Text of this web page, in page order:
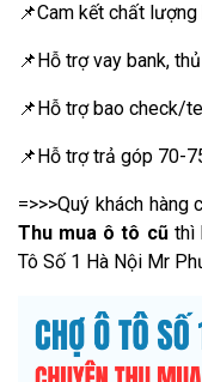
📌Cam kết chất
📌Hỗ trợ vay bank,
📌Hỗ trợ bao check/
📌Hỗ trợ trả góp 70-
=>>>Quý khách hàng
Thu mua ô tô cũthì
Tô Số 1 Hà Nội Mr